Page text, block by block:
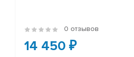
0 отзывов
14 450 ₽